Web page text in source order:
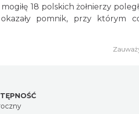
18 polskich żołnierzy
pomnik, przy którym